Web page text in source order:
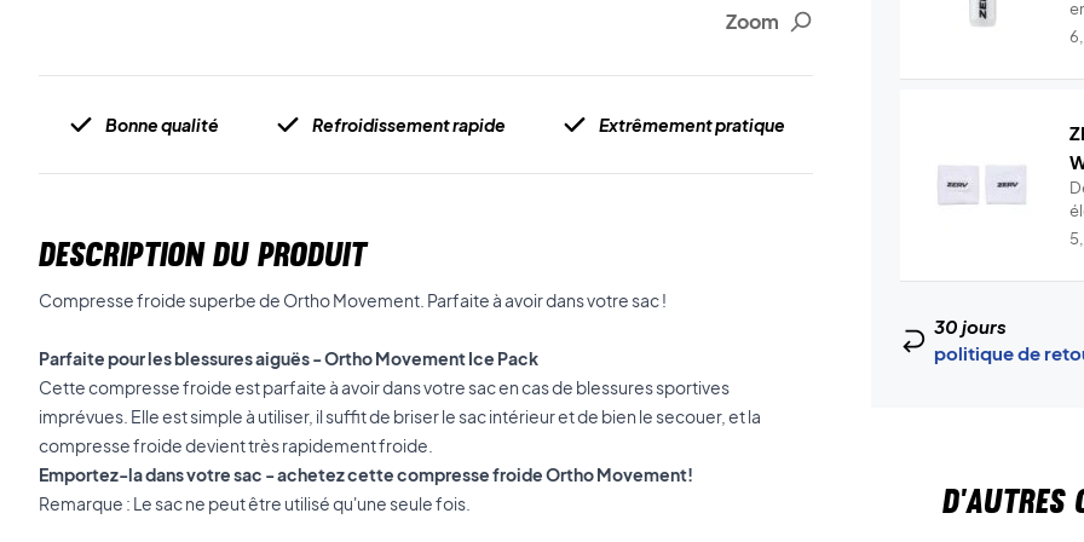
Zoom
Bonne qualité Refroidissement rapide Extrêmement pratique
DESCRIPTION DU PRODUIT
Compresse froide superbe de Ortho Movement. Parfaite à avoir dans votre sac !
Parfaite pour les blessures aiguës - Ortho Movement Ice Pack
Cette compresse froide est parfaite à avoir dans votre sac en cas de blessures sportives
imprévues. Elle est simple à utiliser, il suffit de briser le sac intérieur et de bien le secouer, et la
compresse froide devient très rapidement froide.
Emportez-la dans votre sac - achetez cette compresse froide Ortho Movement!
Remarque : Le sac ne peut être utilisé qu'une seule fois.
30 jours
politique de
D'AUTRES